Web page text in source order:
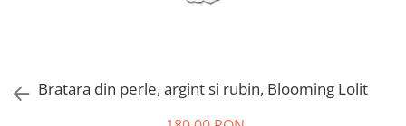
Bratara din perle, argint si rubin, Blooming Lolit